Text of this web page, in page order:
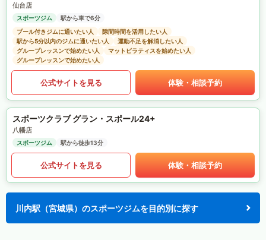
仙台店
スポーツジム
駅から車で6分
プール付きジムに通いたい人
隙間時間を活用したい人
駅から5分以内のジムに通いたい人
運動不足を解消したい人
グループレッスンで始めたい人
マットピラティスを始めたい人
グループレッスンで始めたい人
公式サイトを見る 体験・相談予約
スポーツクラブ グラン・スポール24+
八幡店
スポーツジム 駅から徒歩13分
公式サイトを見る 体験・相談予約
川内駅（宮城県）のスポーツジムを目的別に探す